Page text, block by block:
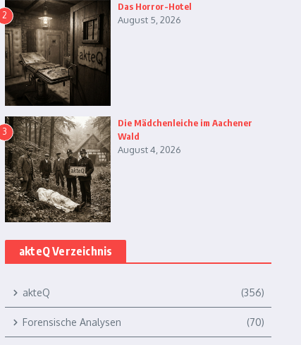
2
Das Horror-Hotel
August 5, 2026
3
Die Mädchenleiche im Aachener
Wald
August 4, 2026
akteQ Verzeichnis
akteQ (356)
Forensische Analysen (70)